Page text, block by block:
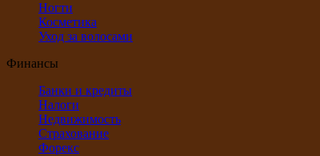
Ногти
Косметика
Уход за волосами
Финансы
Банки и кредиты
Налоги
Недвижимость
Страхование
Форекс